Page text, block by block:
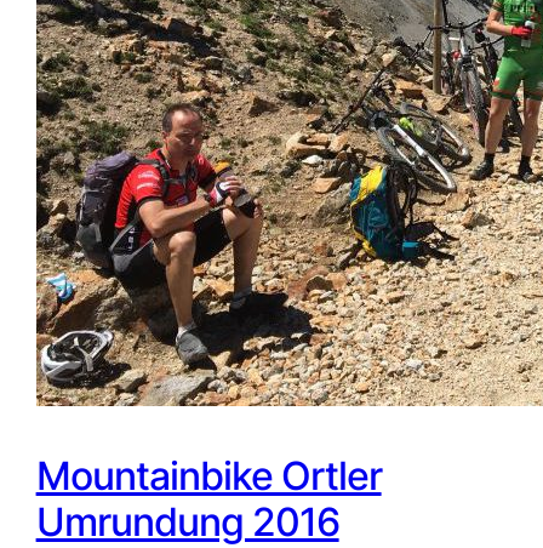
Mountainbike Ortler
Umrundung 2016